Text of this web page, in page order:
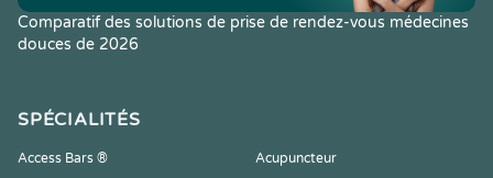
Comparatif des solutions de prise de rendez-vous médecines
douces de 2026
SPÉCIALITÉS
Access Bars ®
Acupuncteur